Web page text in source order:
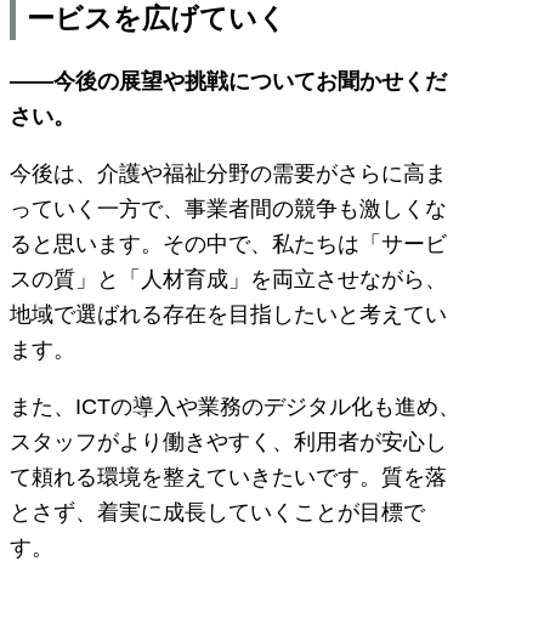
ービスを広げていく
――今後の展望や挑戦についてお聞かせくだ
さい。
今後は、介護や福祉分野の需要がさらに高ま
っていく一方で、事業者間の競争も激しくな
ると思います。その中で、私たちは「サービ
スの質」と「人材育成」を両立させながら、
地域で選ばれる存在を目指したいと考えてい
ます。
また、ICTの導入や業務のデジタル化も進め、
スタッフがより働きやすく、利用者が安心し
て頼れる環境を整えていきたいです。質を落
とさず、着実に成長していくことが目標で
す。